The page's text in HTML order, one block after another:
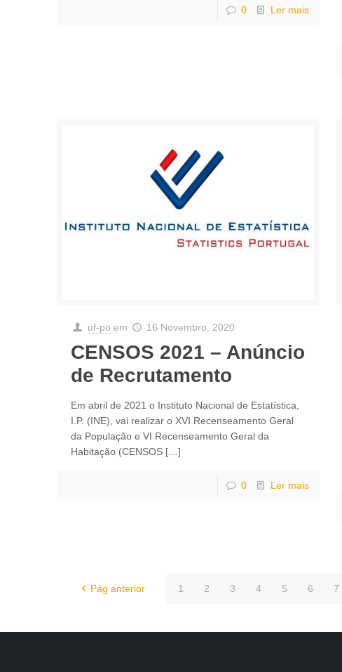
0 Ler mais
uf-po em 16 Novembro, 2020
CENSOS 2021 – Anúncio
de Recrutamento
Em abril de 2021 o Instituto Nacional de Estatística,
I.P. (INE), vai realizar o XVI Recenseamento Geral
da População e VI Recenseamento Geral da
Habitação (CENSOS […]
0 Ler mais
Pág anterior 1 2 3 4 5 6 7